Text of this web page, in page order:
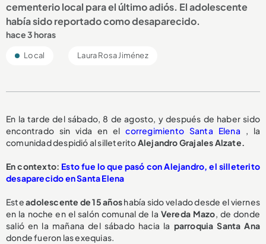
cementerio local para el último adiós. El adolescente
había sido reportado como desaparecido.
hace 3 horas
Local Laura Rosa Jiménez
En la tarde del sábado, 8 de agosto, y después de haber sido
encontrado sin vida en elcorregimiento Santa Elena , la
comunidad despidió al silleteritoAlejandro Grajales Alzate.
En contexto: Esto fue lo que pasó con Alejandro, el silleterito
desaparecido en Santa Elena
Esteadolescente de 15 añoshabía sido velado desde el viernes
en la noche en el salón comunal de la Vereda Mazo, de donde
salió en la mañana del sábado hacia la parroquia Santa Ana
donde fueron las exequias.